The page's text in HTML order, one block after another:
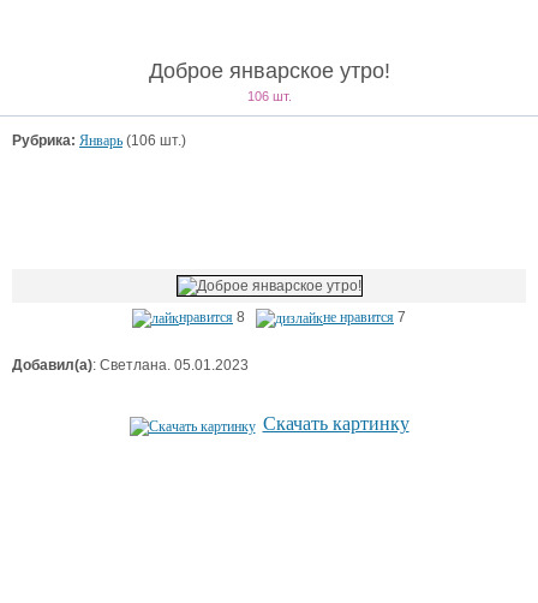
Доброе январское утро!
106 шт.
Рубрика: Январь (106 шт.)
нравится 8 не нравится 7
Добавил(а): Светлана. 05.01.2023
Скачать картинку